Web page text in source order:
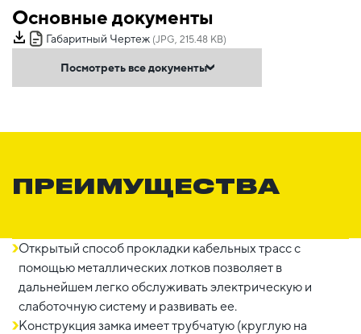
Основные документы
Габаритный Чертеж (JPG, 215.48 KB)
Посмотреть все документы
ПРЕИМУЩЕСТВА
Открытый способ прокладки кабельных трасс с
помощью металлических лотков позволяет в
дальнейшем легко обслуживать электрическую и
слаботочную систему и развивать ее.
Конструкция замка имеет трубчатую (круглую на